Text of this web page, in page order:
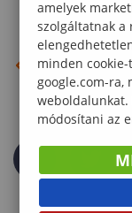
VISSZA AZ
amelyek
szolgáltatnak a
minden
google.com-
módosítani az